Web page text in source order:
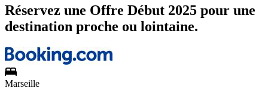
Réservez une Offre Début 2025 pour une
destination proche ou lointaine.
Marseille